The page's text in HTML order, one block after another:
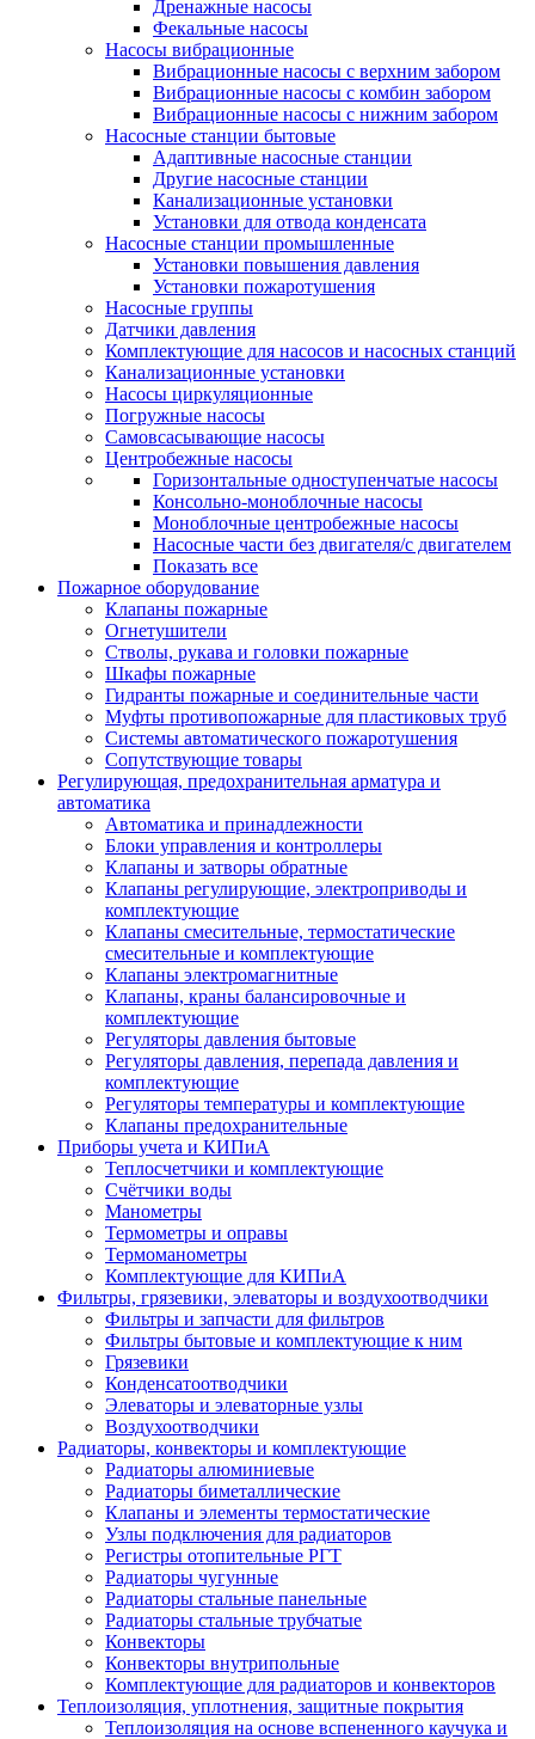
Дренажные насосы
Фекальные насосы
Насосы вибрационные
Вибрационные насосы с верхним забором
Вибрационные насосы с комбин забором
Вибрационные насосы с нижним забором
Насосные станции бытовые
Адаптивные насосные станции
Другие насосные станции
Канализационные установки
Установки для отвода конденсата
Насосные станции промышленные
Установки повышения давления
Установки пожаротушения
Насосные группы
Датчики давления
Комплектующие для насосов и насосных станций
Канализационные установки
Насосы циркуляционные
Погружные насосы
Самовсасывающие насосы
Центробежные насосы
Горизонтальные одноступенчатые насосы
Консольно-моноблочные насосы
Моноблочные центробежные насосы
Насосные части без двигателя/с двигателем
Показать все
Пожарное оборудование
Клапаны пожарные
Огнетушители
Стволы, рукава и головки пожарные
Шкафы пожарные
Гидранты пожарные и соединительные части
Муфты противопожарные для пластиковых труб
Системы автоматического пожаротушения
Сопутствующие товары
Регулирующая, предохранительная арматура и
автоматика
Автоматика и принадлежности
Блоки управления и контроллеры
Клапаны и затворы обратные
Клапаны регулирующие, электроприводы и
комплектующие
Клапаны смесительные, термостатические
смесительные и комплектующие
Клапаны электромагнитные
Клапаны, краны балансировочные и
комплектующие
Регуляторы давления бытовые
Регуляторы давления, перепада давления и
комплектующие
Регуляторы температуры и комплектующие
Клапаны предохранительные
Приборы учета и КИПиА
Теплосчетчики и комплектующие
Счётчики воды
Манометры
Термометры и оправы
Термоманометры
Комплектующие для КИПиА
Фильтры, грязевики, элеваторы и воздухоотводчики
Фильтры и запчасти для фильтров
Фильтры бытовые и комплектующие к ним
Грязевики
Конденсатоотводчики
Элеваторы и элеваторные узлы
Воздухоотводчики
Радиаторы, конвекторы и комплектующие
Радиаторы алюминиевые
Радиаторы биметаллические
Клапаны и элементы термостатические
Узлы подключения для радиаторов
Регистры отопительные РГТ
Радиаторы чугунные
Радиаторы стальные панельные
Радиаторы стальные трубчатые
Конвекторы
Конвекторы внутрипольные
Комплектующие для радиаторов и конвекторов
Теплоизоляция, уплотнения, защитные покрытия
Теплоизоляция на основе вспененного каучука и